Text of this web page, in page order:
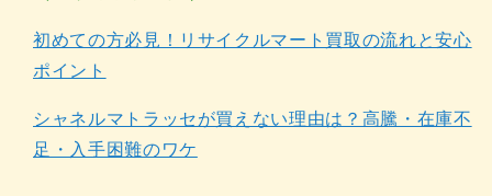
初めての方必見！リサイクルマート買取の流れと安心
ポイント
シャネルマトラッセが買えない理由は？高騰・在庫不
足・入手困難のワケ